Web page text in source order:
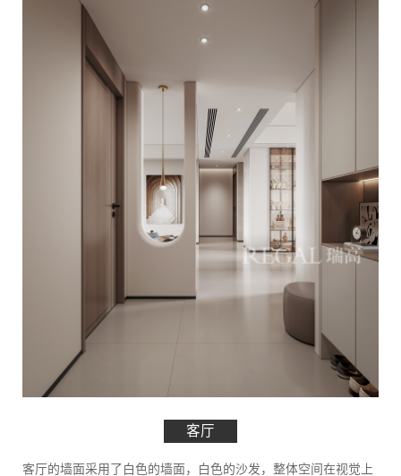
客厅
客厅的墙面采用了白色的墙面，白色的沙发，整体空间在视觉上